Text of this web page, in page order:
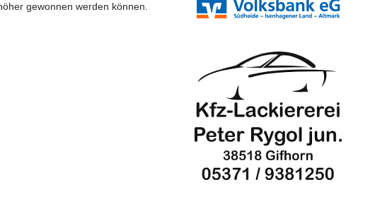
gewonnen werden können.